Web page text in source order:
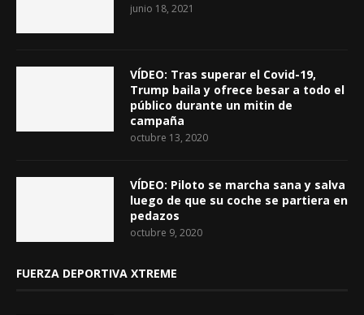
junio 18, 2021
VÍDEO: Tras superar el Covid-19,
Trump baila y ofrece besar a todo el
público durante un mitin de
campaña
octubre 13, 2020
VÍDEO: Piloto se marcha sana y salva
luego de que su coche se partiera en
pedazos
octubre 9, 2020
FUERZA DEPORTIVA XTREME